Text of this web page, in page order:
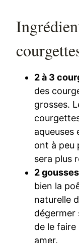
2 à 3
des
grosses.
aqueuses
ont à peu
sera plus
2 gousses
bien la
naturelle
dégermer
de le
amer.